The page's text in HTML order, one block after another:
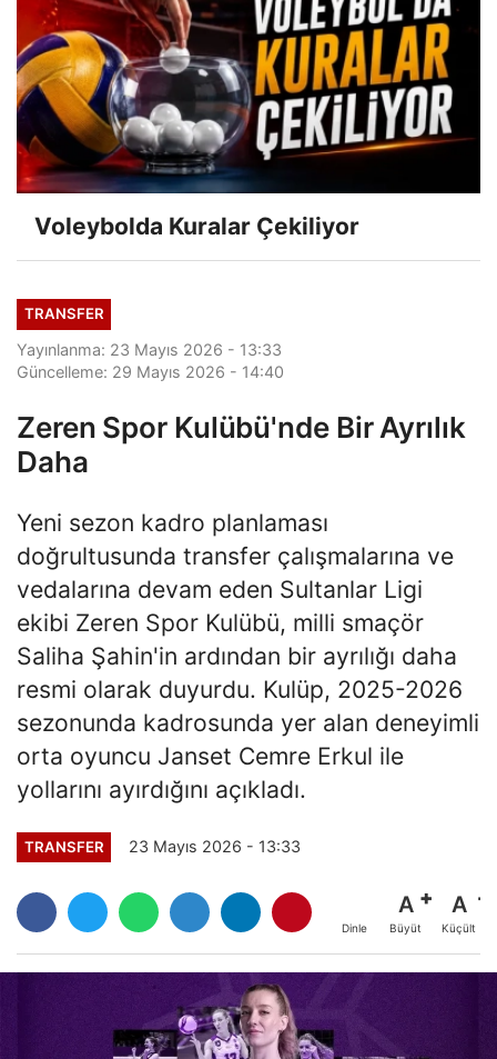
Voleybolda Kuralar Çekiliyor
TRANSFER
Yayınlanma: 23 Mayıs 2026 - 13:33
Güncelleme: 29 Mayıs 2026 - 14:40
Zeren Spor Kulübü'nde Bir Ayrılık
Daha
Yeni sezon kadro planlaması
doğrultusunda transfer çalışmalarına ve
vedalarına devam eden Sultanlar Ligi
ekibi Zeren Spor Kulübü, milli smaçör
Saliha Şahin'in ardından bir ayrılığı daha
resmi olarak duyurdu. Kulüp, 2025-2026
sezonunda kadrosunda yer alan deneyimli
orta oyuncu Janset Cemre Erkul ile
yollarını ayırdığını açıkladı.
TRANSFER 23 Mayıs 2026 - 13:33
Dinle
A
Büyüt
A
Küçült